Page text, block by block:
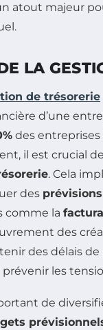
atout majeur
LA
de trésorerie
d’une
des
il est crucial
. Cela
des
comme la
des
des délais
les
de